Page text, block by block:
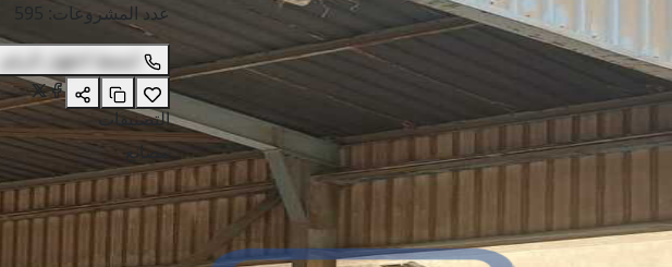
عدد المشروعات:
595
اضغط لاظهار الرقم
التصنيفات
مصانع